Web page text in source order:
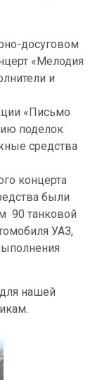
досуговом
«Мелодия
и
«Письмо
поделок
средства
концерта
были
90 танковой
УАЗ,
нашей